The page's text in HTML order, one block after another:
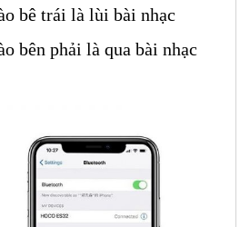
bê trái là lùi bài nhạc
bên phải là qua bài nhạc